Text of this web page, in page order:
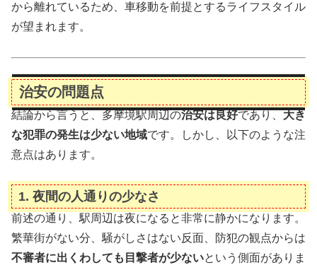
から離れているため、車移動を前提とするライフスタイル
が望まれます。
治安の問題点
結論から言うと、多摩境駅周辺の治安は良好であり、 大き
な犯罪の発生は少ない地域です。しかし、以下のような注
意点はあります。
1. 夜間の人通りの少なさ
前述の通り、駅周辺は夜になると非常に静かになります。
繁華街がない分、騒がしさはない反面、防犯の観点からは
不審者に出くわしても目撃者が少ないという側面がありま